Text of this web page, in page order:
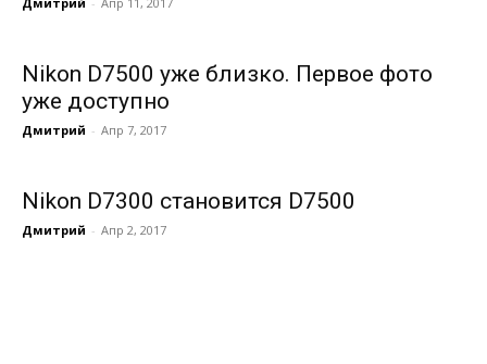
Nikon D7500 уже близко. Первое фото
уже доступно
Дмитрий - Апр 7, 2017
Nikon D7300 становится D7500
Дмитрий - Апр 2, 2017